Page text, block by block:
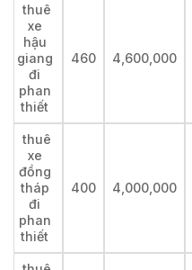
thuê
xe
hậu
giang
đi
phan
thiết
460 4,600,000
thuê
xe
đồng
tháp
đi
phan
thiết
400 4,000,000